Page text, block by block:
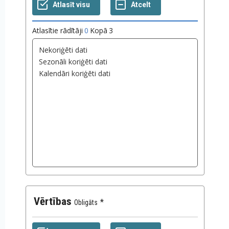
Atlasītie rādītāji 0 Kopā 3
Vērtības Obligāts